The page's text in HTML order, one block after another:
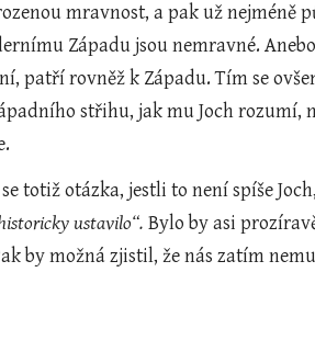
mravnost, a pak už nejméně
Západu jsou nemravné.
patří rovněž k Západu. Tím se
střihu, jak mu Joch rozumí,
totiž otázka, jestli to není spíše
ustavilo“. Bylo by asi
by možná zjistil, že nás zatím